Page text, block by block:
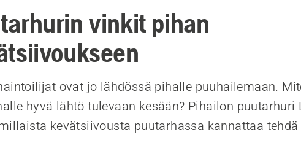
vinkit pihan
ovat jo lähdössä pihalle puuhailemaan.
hyvä lähtö tulevaan kesään? Pihailon puutarhuri
kevätsiivousta puutarhassa kannattaa